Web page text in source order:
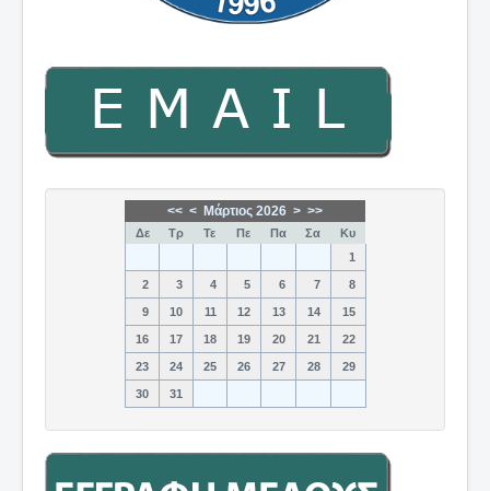
<< < Μάρτιος 2026 > >>
Δε Τρ Τε Πε Πα Σα
Κυ
1
2 3 4 5 6 7 8
9 10 11 12 13 14 15
16 17 18 19 20 21 22
23 24 25 26 27 28 29
30 31